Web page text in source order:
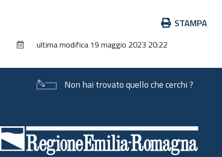
documento
STAMPA
ultima modifica 19 maggio 2023 20:22
Non hai trovato quello che cerchi ?
di
pagina